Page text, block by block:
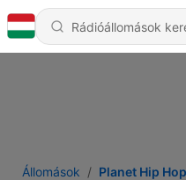
Állomások Planet Hip